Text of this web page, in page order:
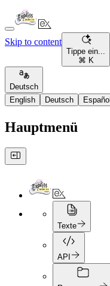
Skip to content
Tippe ein...
⌘ K
Deutsch
English
Deutsch Español
Hauptmenü
Texte
API